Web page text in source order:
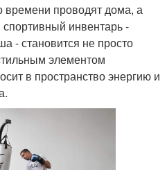
времени проводят дома, а
инвентарь -
- становится не просто
элементом
в пространство энергию и